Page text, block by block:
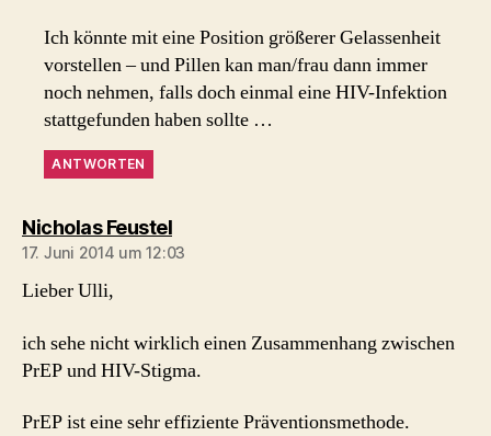
Ich könnte mit eine Position größerer Gelassenheit
vorstellen – und Pillen kan man/frau dann immer
noch nehmen, falls doch einmal eine HIV-Infektion
stattgefunden haben sollte …
ANTWORTEN
Nicholas Feustelsagt:
17. Juni 2014 um 12:03
Lieber Ulli,
ich sehe nicht wirklich einen Zusammenhang zwischen
PrEP und HIV-Stigma.
PrEP ist eine sehr effiziente Präventionsmethode.